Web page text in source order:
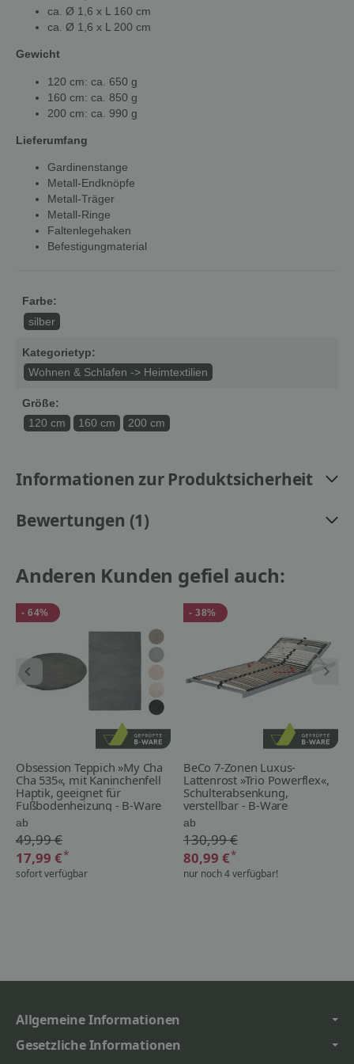
ca. Ø 1,6 x L 160 cm
ca. Ø 1,6 x L 200 cm
Gewicht
120 cm: ca. 650 g
160 cm: ca. 850 g
200 cm: ca. 990 g
Lieferumfang
Gardinenstange
Metall-Endknöpfe
Metall-Träger
Metall-Ringe
Faltenlegehaken
Befestigungmaterial
Farbe:
silber
Kategorietyp:
Wohnen & Schlafen -> Heimtextilien
Größe:
120 cm 160 cm 200 cm
Informationen zur Produktsicherheit
Bewertungen (1)
Anderen Kunden gefiel auch:
- 64%
Obsession Teppich »My Cha
Cha 535«, mit Kaninchenfell
Haptik, geeignet für
Fußbodenheizung - B-Ware
ab
49,99 €
17,99 €*
sofort verfügbar
- 38%
BeCo 7-Zonen Luxus-
Lattenrost »Trio Powerflex«,
Schulterabsenkung,
verstellbar - B-Ware
ab
130,99 €
80,99 €*
nur noch 4 verfügbar!
Allgemeine Informationen
Gesetzliche Informationen